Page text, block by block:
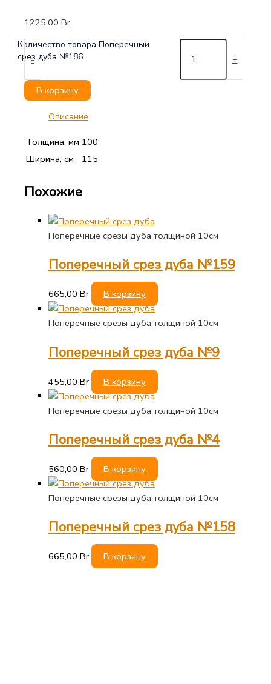
1225,00 Br
-
Количество товара Поперечный
срез дуба №186
+
В корзину
Описание
Толщина, мм 100
Ширина, см
115
Похожие
Поперечные срезы дуба толщиной 10см
Поперечный срез дуба №159
665,00 Br В корзину
Поперечные срезы дуба толщиной 10см
Поперечный срез дуба №9
455,00 Br В корзину
Поперечные срезы дуба толщиной 10см
Поперечный срез дуба №4
560,00 Br В корзину
Поперечные срезы дуба толщиной 10см
Поперечный срез дуба №158
665,00 Br В корзину